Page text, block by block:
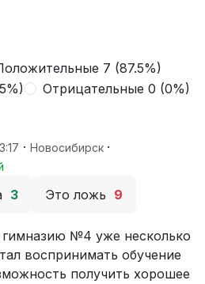
7 (87.5%)
Отрицательные 0 (0%)
· Новосибирск ·
3 Это ложь 9
№4 уже несколько
воспринимать обучение
получить хорошее